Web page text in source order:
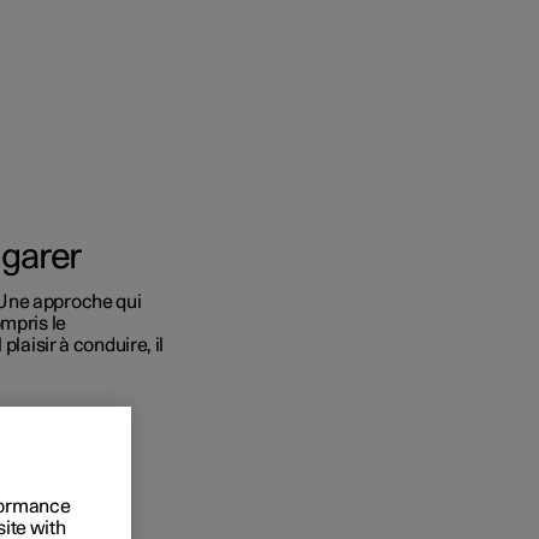
acheter
approche qui
le
à conduire, il
with